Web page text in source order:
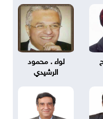
لواء . محمود
الرشيدي